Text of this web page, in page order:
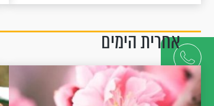
דברו
איתנו
אחרית הימים